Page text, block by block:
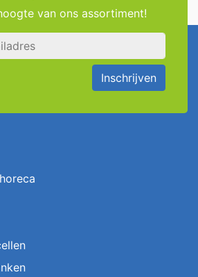
van ons assortiment!
Inschrijven